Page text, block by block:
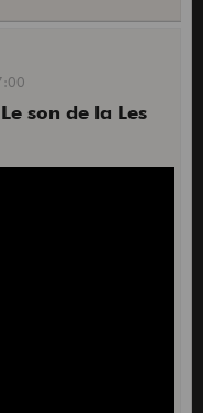
son de la Les